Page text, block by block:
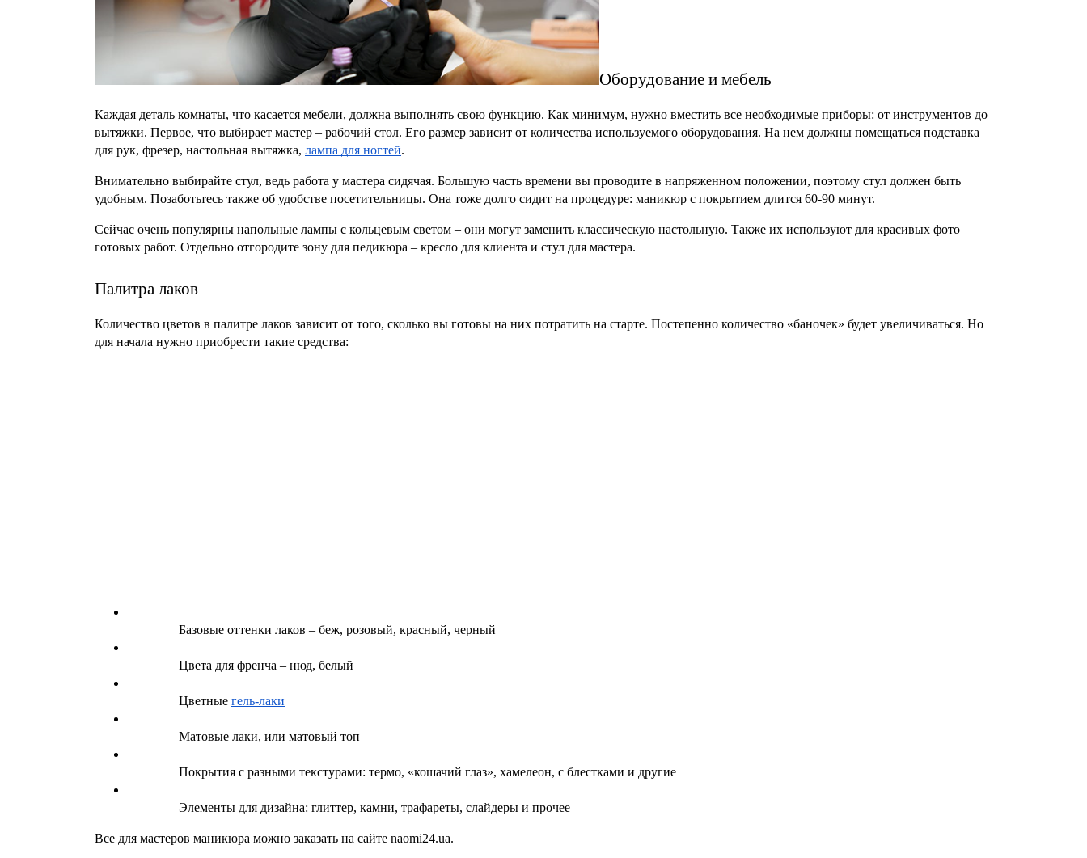
Оборудование и мебель
Каждая деталь комнаты, что касается мебели, должна выполнять свою функцию. Как минимум, нужно вместить все необходимые приборы: от инструментов до
вытяжки. Первое, что выбирает мастер – рабочий стол. Его размер зависит от количества используемого оборудования. На нем должны помещаться подставка
для рук, фрезер, настольная вытяжка, лампа для ногтей.
Внимательно выбирайте стул, ведь работа у мастера сидячая. Большую часть времени вы проводите в напряженном положении, поэтому стул должен быть
удобным. Позаботьтесь также об удобстве посетительницы. Она тоже долго сидит на процедуре: маникюр с покрытием длится 60-90 минут.
Сейчас очень популярны напольные лампы с кольцевым светом – они могут заменить классическую настольную. Также их используют для красивых фото
готовых работ. Отдельно отгородите зону для педикюра – кресло для клиента и стул для мастера.
Палитра лаков
Количество цветов в палитре лаков зависит от того, сколько вы готовы на них потратить на старте. Постепенно количество «баночек» будет увеличиваться. Но
для начала нужно приобрести такие средства:
Базовые оттенки лаков – беж, розовый, красный, черный
Цвета для френча – нюд, белый
Цветные гель-лаки
Матовые лаки, или матовый топ
Покрытия с разными текстурами: термо, «кошачий глаз», хамелеон, с блестками и другие
Элементы для дизайна: глиттер, камни, трафареты, слайдеры и прочее
Все для мастеров маникюра можно заказать на сайте naomi24.ua.